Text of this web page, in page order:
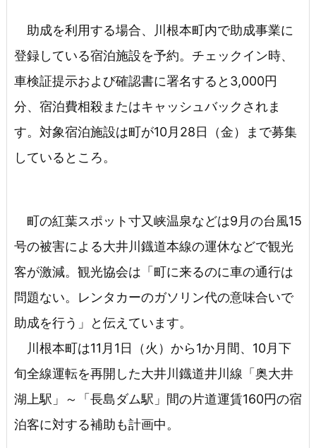
助成を利用する場合、川根本町内で助成事業に
登録している宿泊施設を予約。チェックイン時、
車検証提示および確認書に署名すると3,000円
分、宿泊費相殺またはキャッシュバックされま
す。対象宿泊施設は町が10月28日（金）まで募集
しているところ。
町の紅葉スポット寸又峡温泉などは9月の台風15
号の被害による大井川鐡道本線の運休などで観光
客が激減。観光協会は「町に来るのに車の通行は
問題ない。レンタカーのガソリン代の意味合いで
助成を行う」と伝えています。
川根本町は11月1日（火）から1か月間、10月下
旬全線運転を再開した大井川鐡道井川線「奥大井
湖上駅」～「長島ダム駅」間の片道運賃160円の宿
泊客に対する補助も計画中。